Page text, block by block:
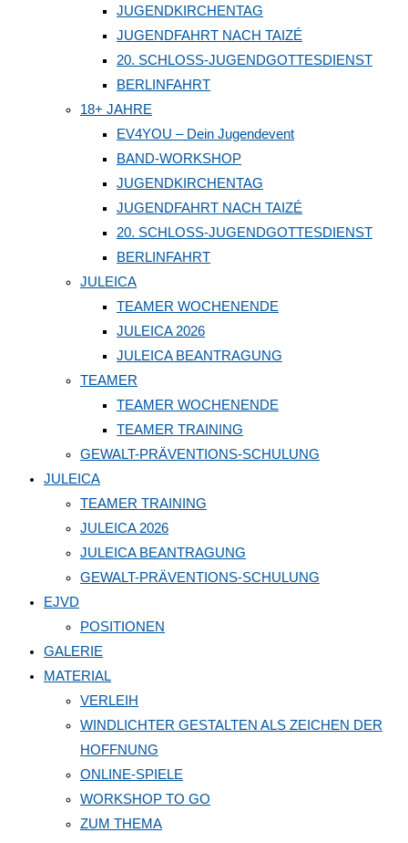
JUGENDKIRCHENTAG
JUGENDFAHRT NACH TAIZÉ
20. SCHLOSS-JUGENDGOTTESDIENST
BERLINFAHRT
18+ JAHRE
EV4YOU – Dein Jugendevent
BAND-WORKSHOP
JUGENDKIRCHENTAG
JUGENDFAHRT NACH TAIZÉ
20. SCHLOSS-JUGENDGOTTESDIENST
BERLINFAHRT
JULEICA
TEAMER WOCHENENDE
JULEICA 2026
JULEICA BEANTRAGUNG
TEAMER
TEAMER WOCHENENDE
TEAMER TRAINING
GEWALT-PRÄVENTIONS-SCHULUNG
JULEICA
TEAMER TRAINING
JULEICA 2026
JULEICA BEANTRAGUNG
GEWALT-PRÄVENTIONS-SCHULUNG
EJVD
POSITIONEN
GALERIE
MATERIAL
VERLEIH
WINDLICHTER GESTALTEN ALS ZEICHEN DER
HOFFNUNG
ONLINE-SPIELE
WORKSHOP TO GO
ZUM THEMA